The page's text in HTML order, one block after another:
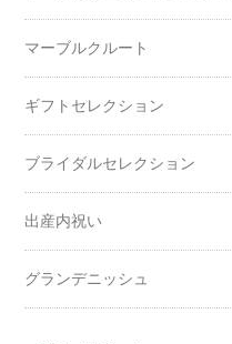
マーブルクルート
ギフトセレクション
ブライダルセレクション
出産内祝い
グランデニッシュ